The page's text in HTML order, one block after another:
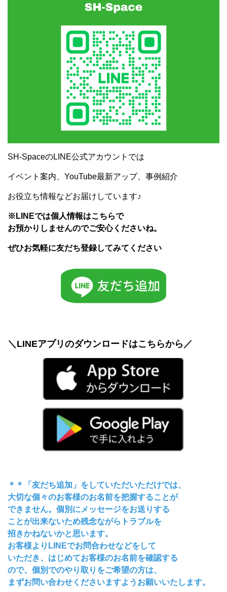
SH-SpaceのLINE公式アカウントでは
イベント案内、YouTube最新アップ、事例紹介
お役立ち情報などお届けしています♪
※LINEでは個人情報はこちらで
お預かりしませんのでご安心くださいね。
ぜひお気軽に友だち登録してみてください
＼LINEアプリのダウンロードはこちらから／
＊＊「友だち追加」をしていただいただけでは、
大切な個々のお客様のお名前を把握することが
できません。個別にメッセージをお送りする
ことが出来ないため残念ながらトラブルを
招きかねないかと思います。
お客様よりLINEでお問合わせなどをして
いただき、はじめてお客様のお名前を確認する
ので、個別でのやり取りをご希望の方は、
まずお問い合わせくださいますようお願いいたします。